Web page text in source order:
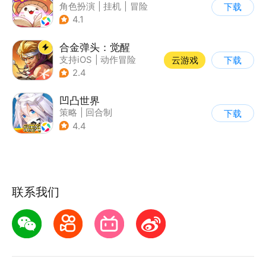
角色扮演 挂机
冒险
| 冒险王
4.1
下载
合金弹头：觉醒
支持iOS
动作冒险
| 射击
2.4
云游戏 下载
凹凸世界
策略
回合制
| 动漫改编
4.4
下载
联系我们